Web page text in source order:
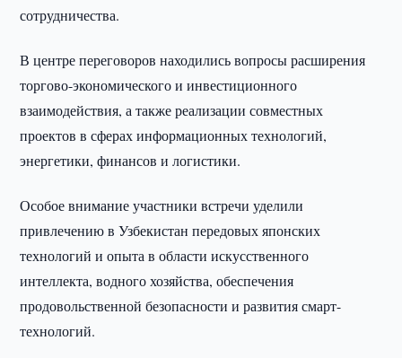
сотрудничества.
В центре переговоров находились вопросы расширения
торгово-экономического и инвестиционного
взаимодействия, а также реализации совместных
проектов в сферах информационных технологий,
энергетики, финансов и логистики.
Особое внимание участники встречи уделили
привлечению в Узбекистан передовых японских
технологий и опыта в области искусственного
интеллекта, водного хозяйства, обеспечения
продовольственной безопасности и развития смарт-
технологий.